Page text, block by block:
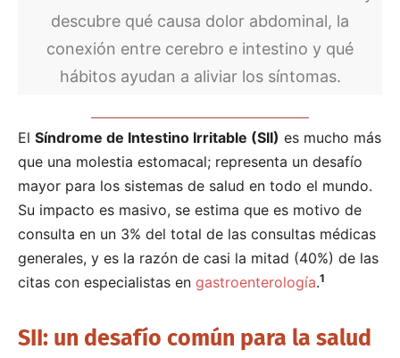
descubre qué causa dolor abdominal, la
conexión entre cerebro e intestino y qué
hábitos ayudan a aliviar los síntomas.
El Síndrome de Intestino Irritable (SII) es mucho más
que una molestia estomacal; representa un desafío
mayor para los sistemas de salud en todo el mundo.
Su impacto es masivo, se estima que es motivo de
consulta en un 3% del total de las consultas médicas
generales, y es la razón de casi la mitad (40%) de las
citas con especialistas en gastroenterología.1
SII: un desafío común para la salud